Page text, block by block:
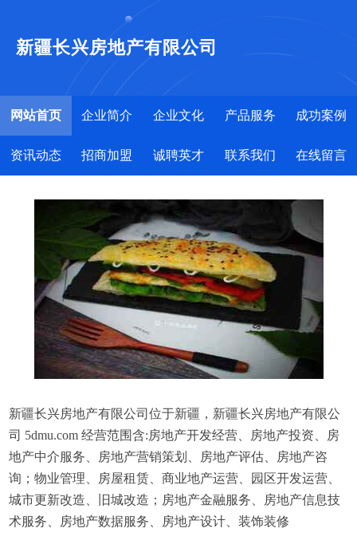
新疆长兴房地产有限公司
网站首页 企业简介 企业文化 产品服务 成功案例
资讯动态 招商加盟 诚聘英才 联系我们 在线留言
新疆长兴房地产有限公司位于新疆，新疆长兴房地产有限公
司 5dmu.com 经营范围含:房地产开发经营、房地产投资、房
地产中介服务、房地产营销策划、房地产评估、房地产咨
询；物业管理、房屋租赁、商业地产运营、园区开发运营、
城市更新改造、旧城改造；房地产金融服务、房地产信息技
术服务、房地产数据服务、房地产设计、装饰装修